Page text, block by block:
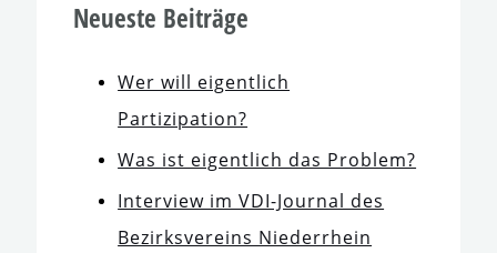
Neueste Beiträge
Wer will eigent­lich
Partizipation?
Was ist eigent­lich das Problem?
Interview im VDI-Journal des
Bezirksvereins Niederrhein